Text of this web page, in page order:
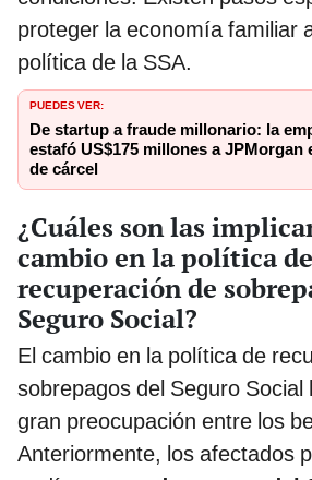
proteger la economía familiar
política de la SSA.
PUEDES VER:
De startup a fraude millonario: la
estafó US$175 millones a JPMorgan
de cárcel
¿Cuáles son las
cambio en la política de
recuperación de
Seguro Social?
El cambio en la política de
sobrepagos del Seguro Social
gran preocupación entre los
Anteriormente, los afectados